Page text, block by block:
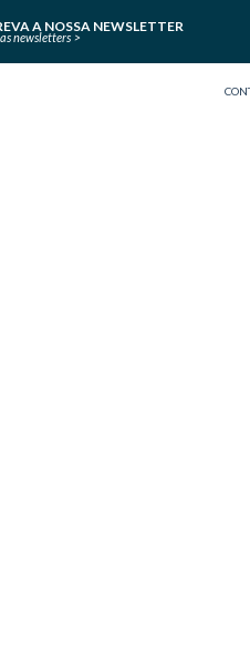
A NOSSA NEWSLETTER
newsletters